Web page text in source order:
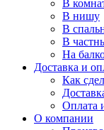
В
В нишу
В
В
На
Доставка и
Как
Оплата
О компании